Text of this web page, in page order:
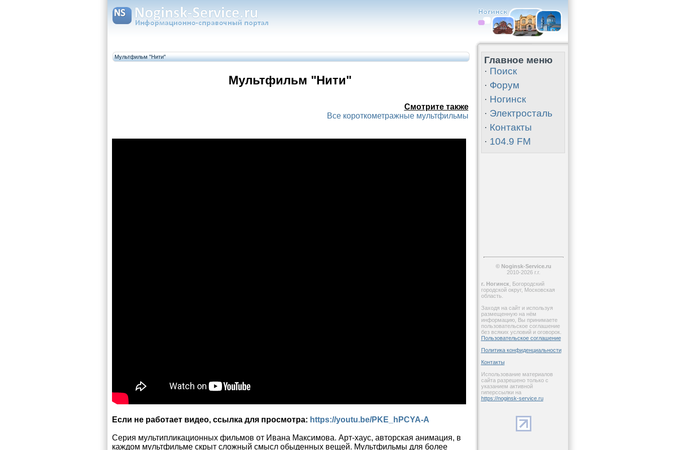
Мультфильм "Нити"
Мультфильм "Нити"
Смотрите также
Все короткометражные мультфильмы
Если не работает видео, ссылка для просмотра: https://youtu.be/PKE_hPCYA-A
Серия мультипликационных фильмов от Ивана Максимова. Арт-хаус, авторская анимация, в
каждом мультфильме скрыт сложный смысл обыденных вещей. Мультфильмы для более
Главное меню
· Поиск
· Форум
· Ногинск
· Электросталь
· Контакты
· 104.9 FM
© Noginsk-Service.ru
2010-2026 г.г.
г. Ногинск , Богородский
городской округ, Московская
область.
Заходя на сайт и используя
размещенную на нём
информацию, Вы принимаете
пользовательское соглашение
без всяких условий и оговорок.
Пользовательское соглашение
Политика конфиденциальности
Контакты
Использование материалов
сайта разрешено только с
указанием активной
гиперссылки на
https://noginsk-service.ru